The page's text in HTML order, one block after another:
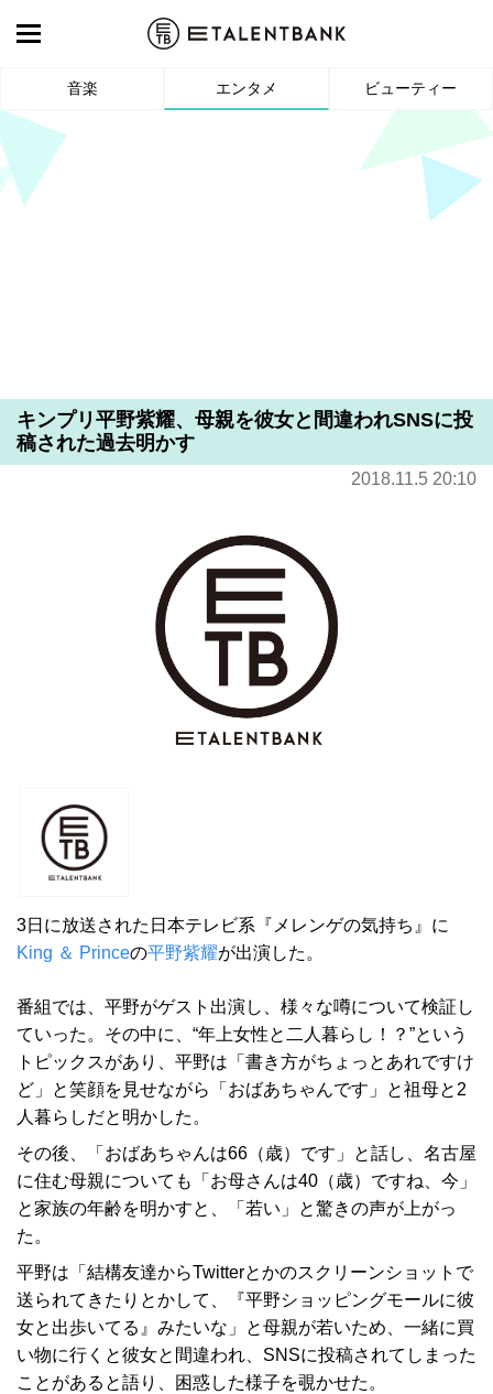
音楽 エンタメ ビューティー
キンプリ平野紫耀、母親を彼女と間違われSNSに投
稿された過去明かす
2018.11.5 20:10
3日に放送された日本テレビ系『メレンゲの気持ち』に
King ＆ Princeの平野紫耀が出演した。
番組では、平野がゲスト出演し、様々な噂について検証し
ていった。その中に、“年上女性と二人暮らし！？”という
トピックスがあり、平野は「書き方がちょっとあれですけ
ど」と笑顔を見せながら「おばあちゃんです」と祖母と2
人暮らしだと明かした。
その後、「おばあちゃんは66（歳）です」と話し、名古屋
に住む母親についても「お母さんは40（歳）ですね、今」
と家族の年齢を明かすと、「若い」と驚きの声が上がっ
た。
平野は「結構友達からTwitterとかのスクリーンショットで
送られてきたりとかして、『平野ショッピングモールに彼
女と出歩いてる』みたいな」と母親が若いため、一緒に買
い物に行くと彼女と間違われ、SNSに投稿されてしまった
ことがあると語り、困惑した様子を覗かせた。